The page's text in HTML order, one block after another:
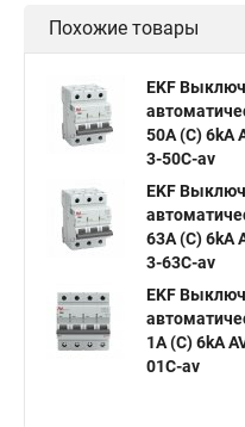
Похожие товары
EKF
50A (C) 6kA
3-50C-av
EKF
63A (C) 6kA
3-63C-av
EKF
1A (C) 6kA
01C-av